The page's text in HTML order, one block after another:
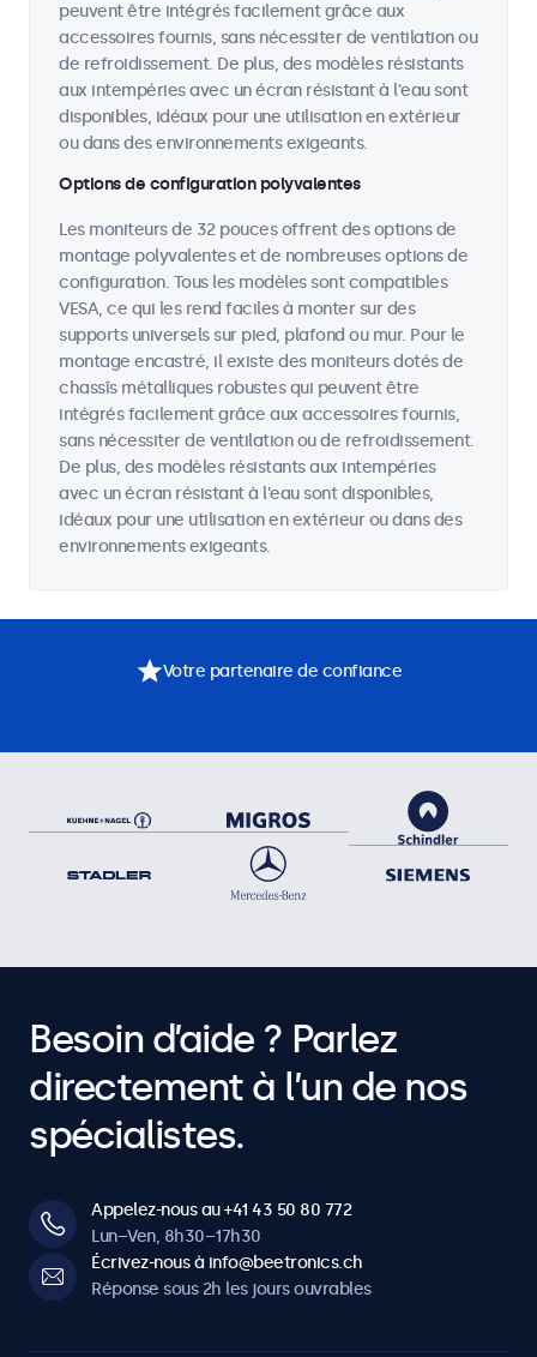
peuvent être intégrés facilement grâce aux
accessoires fournis, sans nécessiter de ventilation ou
de refroidissement. De plus, des modèles résistants
aux intempéries avec un écran résistant à l'eau sont
disponibles, idéaux pour une utilisation en extérieur
ou dans des environnements exigeants.
Options de configuration polyvalentes
Les moniteurs de 32 pouces offrent des options de
montage polyvalentes et de nombreuses options de
configuration. Tous les modèles sont compatibles
VESA, ce qui les rend faciles à monter sur des
supports universels sur pied, plafond ou mur. Pour le
montage encastré, il existe des moniteurs dotés de
chassîs métalliques robustes qui peuvent être
intégrés facilement grâce aux accessoires fournis,
sans nécessiter de ventilation ou de refroidissement.
De plus, des modèles résistants aux intempéries
avec un écran résistant à l'eau sont disponibles,
idéaux pour une utilisation en extérieur ou dans des
environnements exigeants.
Votre partenaire de confiance
Besoin d’aide ? Parlez
directement à l’un de nos
spécialistes.
Appelez-nous au +41 43 50 80 772
Lun–Ven, 8h30–17h30
Écrivez-nous à info@beetronics.ch
Réponse sous 2h les jours ouvrables